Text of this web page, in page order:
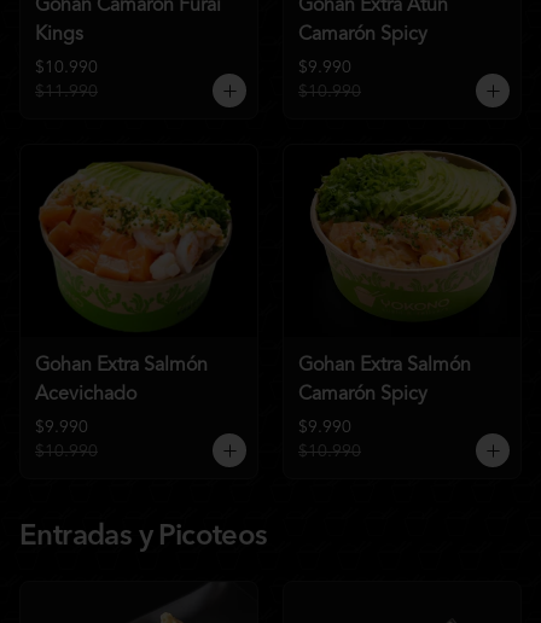
Gohan Camarón Furai
Kings
$10.990
$11.990
Gohan Extra Atún
Camarón Spicy
$9.990
$10.990
Gohan Extra Salmón
Acevichado
$9.990
$10.990
Gohan Extra Salmón
Camarón Spicy
$9.990
$10.990
Entradas y Picoteos